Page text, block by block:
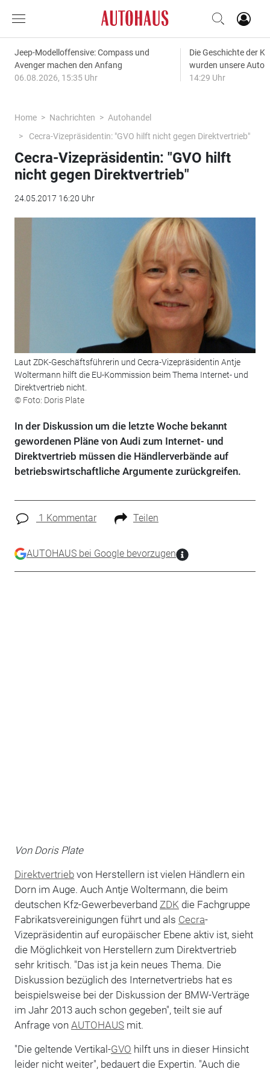
Jeep-Modelloffensive: Compass und
Avenger machen den Anfang
06.08.2026, 15:35 Uhr
Die Geschichte der
wurden unsere
14:29 Uhr
Home Nachrichten
Autohandel
Cecra-Vizepräsidentin: "GVO hilft nicht gegen Direktvertrieb"
Cecra-Vizepräsidentin: "GVO hilft
nicht gegen Direktvertrieb"
24.05.2017 16:20 Uhr
Laut ZDK-Geschäftsführerin und Cecra-Vizepräsidentin Antje
Woltermann hilft die EU-Kommission beim Thema Internet- und
Direktvertrieb nicht.
© Foto: Doris Plate
In der Diskussion um die letzte Woche bekannt
gewordenen Pläne von Audi zum Internet- und
Direktvertrieb müssen die Händlerverbände auf
betriebswirtschaftliche Argumente zurückgreifen.
1 Kommentar Teilen
AUTOHAUS bei Google bevorzugen
Von Doris Plate
Direktvertriebvon Herstellern ist vielen Händlern ein
Dorn im Auge. Auch Antje Woltermann, die beim
deutschen Kfz-Gewerbeverband ZDK die Fachgruppe
Fabrikatsvereinigungen führt und als Cecra-
Vizepräsidentin auf europäischer Ebene aktiv ist, sieht
die Möglichkeit von Herstellern zum Direktvertrieb
sehr kritisch. "Das ist ja kein neues Thema. Die
Diskussion bezüglich des Internetvertriebs hat es
beispielsweise bei der Diskussion der BMW-Verträge
im Jahr 2013 auch schon gegeben", teilt sie auf
Anfrage von AUTOHAUSmit.
"Die geltende Vertikal-GVO hilft uns in dieser Hinsicht
leider nicht weiter", bedauert die Expertin. "Auch die